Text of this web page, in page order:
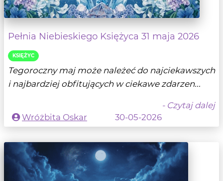
Pełnia Niebieskiego Księżyca 31 maja 2026
KSIĘŻYC
Tegoroczny maj może należeć do najciekawszych
i najbardziej obfitujących w ciekawe zdarzen...
- Czytaj dalej
Wróżbita Oskar
30-05-2026